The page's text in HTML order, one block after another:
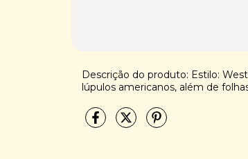
Descrição do produto: Estilo:
lúpulos americanos, além de